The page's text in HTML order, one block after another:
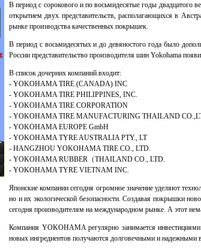
В период с сорокового и по восьмидесятые годы двадцатого
открытием двух представительств, располагающихся в
рынке производства качественных покрышек.
В период с восьмидесятых и до девяностого года было
России представительство производителя шин Yokohama
В список дочерних компаний входит:
- YOKOHAMA TIRE (CANADA) INC
- YOKOHAMA TIRE PHILIPPINES, INC.
- YOKOHAMA TIRE CORPORATION
- YOKOHAMA TIRE MANUFACTURING THAILAND
- YOKOHAMA EUROPE GmbH
- YOKOHAMA TYRE AUSTRALIA PTY., LT
- HANGZHOU YOKOHAMA TIRE CO., LTD.
- YOKOHAMA RUBBER（THAILAND CO., LTD.
- YOKOHAMA TYRE VIETNAM INC.
Японские компании сегодня огромное значение уделяют
но и их экологической безопасности. Создавая покрышки
сегодня производителям на международном рынке. А этот
Компания YOKOHAMA регулярно занимается инвестициями
новых ингредиентов получаются долговечными и надежными